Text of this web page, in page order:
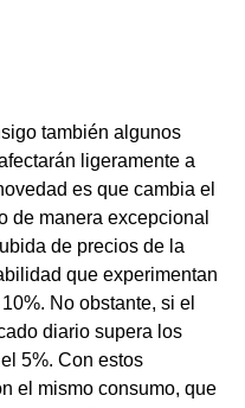
también algunos
ligeramente a
es que cambia el
de manera excepcional
de precios de la
que experimentan
No obstante, si el
diario supera los
5%. Con estos
el mismo consumo, que